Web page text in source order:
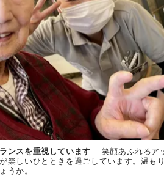
ンスを重視しています
笑顔あふれるア
楽しいひとときを過ごしています。温も
うか。